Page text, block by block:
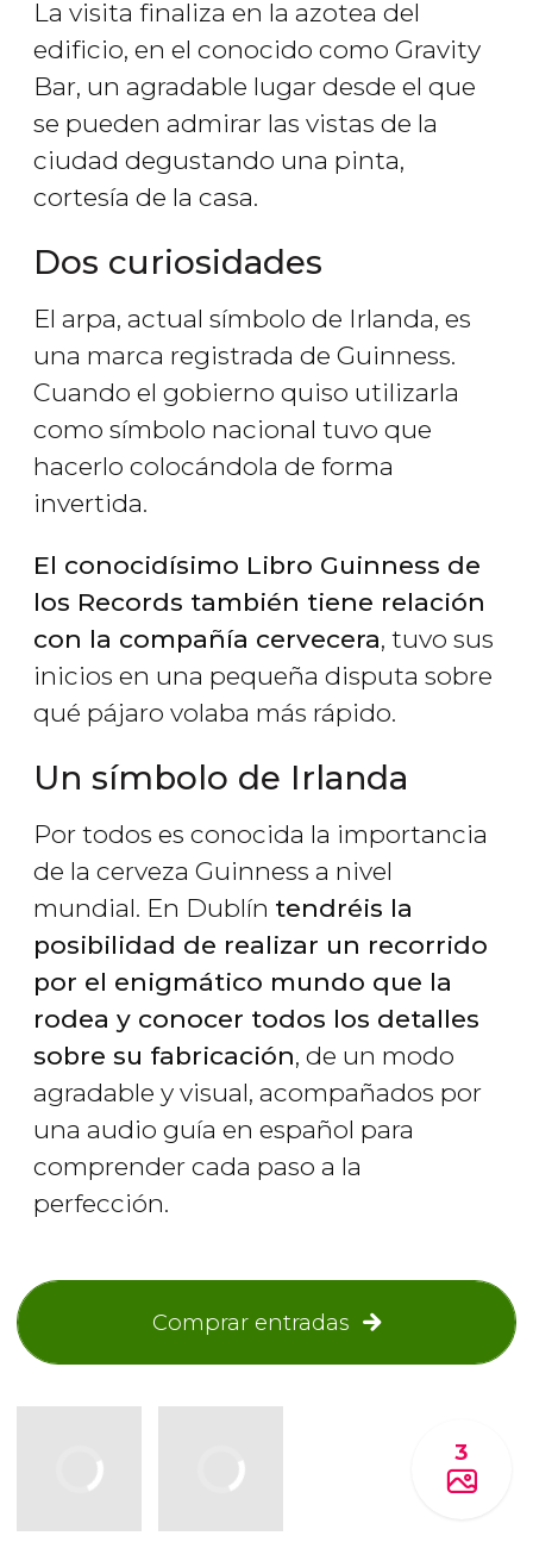
La visita finaliza en la azotea del
edificio, en el conocido como Gravity
Bar, un agradable lugar desde el que
se pueden admirar las vistas de la
ciudad degustando una pinta,
cortesía de la casa.
Dos curiosidades
El arpa, actual símbolo de Irlanda, es
una marca registrada de Guinness.
Cuando el gobierno quiso utilizarla
como símbolo nacional tuvo que
hacerlo colocándola de forma
invertida.
El conocidísimo Libro Guinness de
los Records también tiene relación
con la compañía cervecera, tuvo sus
inicios en una pequeña disputa sobre
qué pájaro volaba más rápido.
Un símbolo de Irlanda
Por todos es conocida la importancia
de la cerveza Guinness a nivel
mundial. En Dublín tendréis la
posibilidad de realizar un recorrido
por el enigmático mundo que la
rodea y conocer todos los detalles
sobre su fabricación, de un modo
agradable y visual, acompañados por
una audio guía en español para
comprender cada paso a la
perfección.
Comprar entradas
3